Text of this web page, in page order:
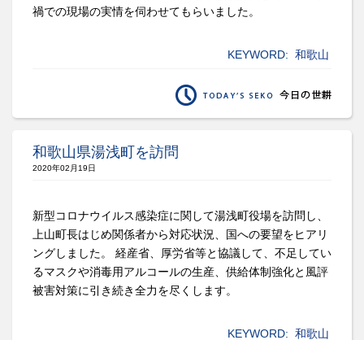
禍での現場の実情を伺わせてもらいました。
KEYWORD: 和歌山
和歌山県湯浅町を訪問
2020年02月19日
新型コロナウイルス感染症に関して湯浅町役場を訪問し、
上山町長はじめ関係者から対応状況、国への要望をヒアリ
ングしました。 経産省、厚労省等と協議して、不足してい
るマスクや消毒用アルコールの生産、供給体制強化と風評
被害対策に引き続き全力を尽くします。
KEYWORD: 和歌山